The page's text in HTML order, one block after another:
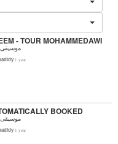
- TOUR MOHAMMEDAWI
موسيقى
1 year
BOOKED
موسيقى
1 year